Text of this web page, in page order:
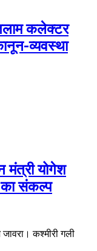
कलेक्टर
व्यवस्था
मंत्री योगेश
का संकल्प
कश्मीरी गली